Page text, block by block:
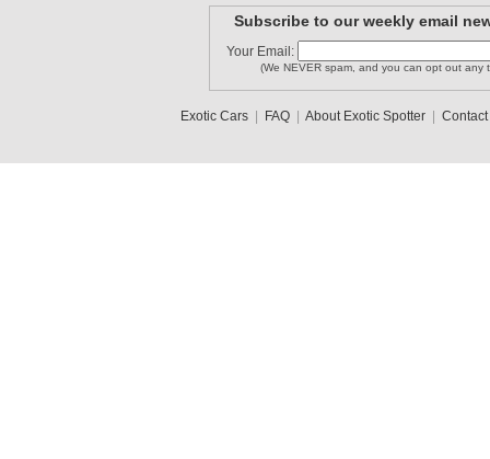
Subscribe to our weekly email
Your Email:
(We NEVER spam, and you can opt out any
Exotic Cars| FAQ| About Exotic Spotter| Contact